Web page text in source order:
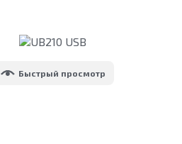
Быстрый просмотр